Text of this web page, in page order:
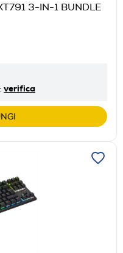
3-IN-1 BUNDLE
verifica